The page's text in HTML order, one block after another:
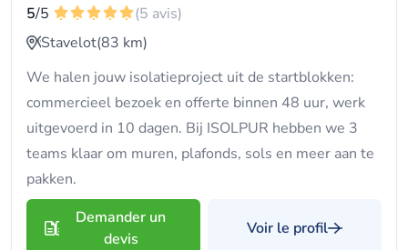
5/5
(5 avis)
Stavelot(83 km)
We halen jouw isolatieproject uit de startblokken:
commercieel bezoek en offerte binnen 48 uur, werk
uitgevoerd in 10 dagen. Bij ISOLPUR hebben we 3
teams klaar om muren, plafonds, sols en meer aan te
pakken.
Demander un
devis
Voir le profil